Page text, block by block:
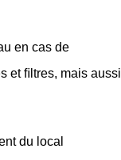
en cas de
et ﬁltres, mais aussi
du local